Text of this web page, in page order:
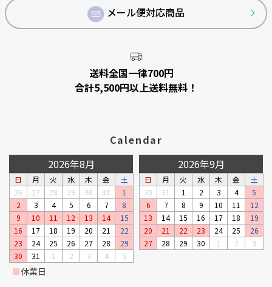
メール便対応商品
送料全国一律700円
合計5,500円以上送料無料！
Calendar
2026年8月
日 月 火 水 木 金
土
26
27 28 29 30 31
1
2
3 4 5 6 7
8
9
10 11 12 13 14
15
16
17 18 19 20 21
22
23
24 25 26 27 28
29
30
31 1 2 3 4 5
2026年9月
日 月 火 水 木 金
土
30
31 1 2 3 4
5
6
7 8 9 10 11
12
13
14 15 16 17 18
19
20
21 22 23 24 25
26
27
28 29 30 1 2 3
■休業日